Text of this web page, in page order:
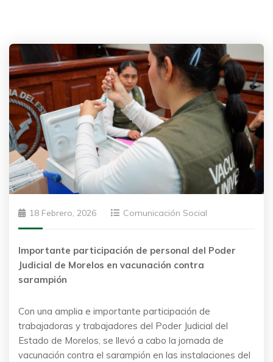
18 Febrero, 2026 Comunicación Social
Importante participación de personal del Poder
Judicial de Morelos en vacunación contra
sarampión
Con una amplia e importante participación de
trabajadoras y trabajadores del Poder Judicial del
Estado de Morelos, se llevó a cabo la jornada de
vacunación contra el sarampión en las instalaciones del